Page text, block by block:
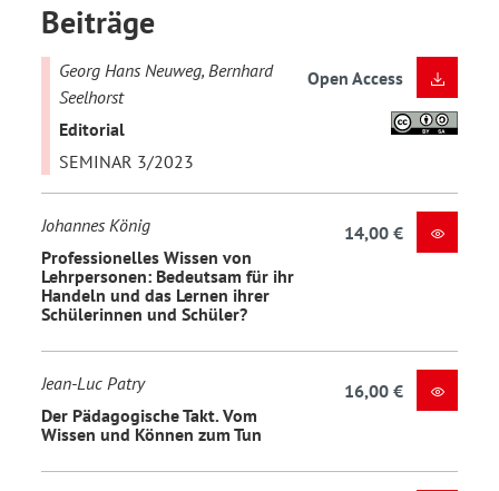
Beiträge
Georg Hans Neuweg, Bernhard
Seelhorst
Editorial
SEMINAR 3/2023
Open Access
Johannes König
Professionelles Wissen von
Lehrpersonen: Bedeutsam für ihr
Handeln und das Lernen ihrer
Schülerinnen und Schüler?
14,00 €
Jean-Luc Patry
Der Pädagogische Takt. Vom
Wissen und Können zum Tun
16,00 €